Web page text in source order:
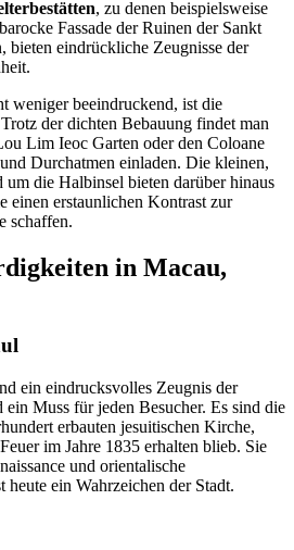
, zu denen beispielsweise
Fassade der Ruinen der Sankt
bieten eindrückliche Zeugnisse der
weniger beeindruckend, ist die
der dichten Bebauung findet man
Lim Ieoc Garten oder den Coloane
Durchatmen einladen. Die kleinen,
die Halbinsel bieten darüber hinaus
einen erstaunlichen Kontrast zur
schaffen.
in Macau,
ein eindrucksvolles Zeugnis der
ein Muss für jeden Besucher. Es sind die
erbauten jesuitischen Kirche,
im Jahre 1835 erhalten blieb. Sie
und orientalische
ein Wahrzeichen der Stadt.